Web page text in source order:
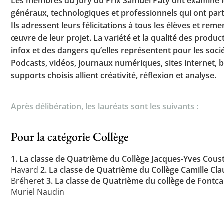
Toutes les actualités
Les rendez-vous de l’APHG
Concours de recrutement
Critique d’ouvrages publiés
Culture
généraux, technologiques et professionnels qui ont
Ils adressent leurs félicitations à tous les élèves et
œuvre de leur projet. La variété et la qualité des
infox et des dangers qu’elles représentent pour les
Podcasts, vidéos, journaux numériques, sites internet,
supports choisis allient créativité, réflexion et analyse.
Après délibération, les lauréats sont les suivants :
Pour la catégorie Collège
1. La classe de Quatrième du Collège Jacques-Yves
Havard2. La classe de Quatrième du Collège Camille
Bréheret3. La classe de Quatrième du collège de
Muriel Naudin